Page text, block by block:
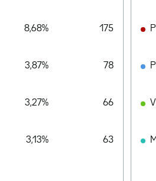
8,68% 175
3,87% 78
3,27% 66
3,13% 63